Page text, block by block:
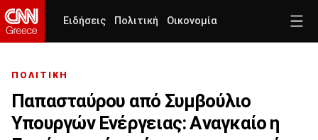
Ειδήσεις Πολιτική Οικονομία
ΠΟΛΙΤΙΚΗ
Παπασταύρου από Συμβούλιο
Υπουργών Ενέργειας: Aναγκαίο η